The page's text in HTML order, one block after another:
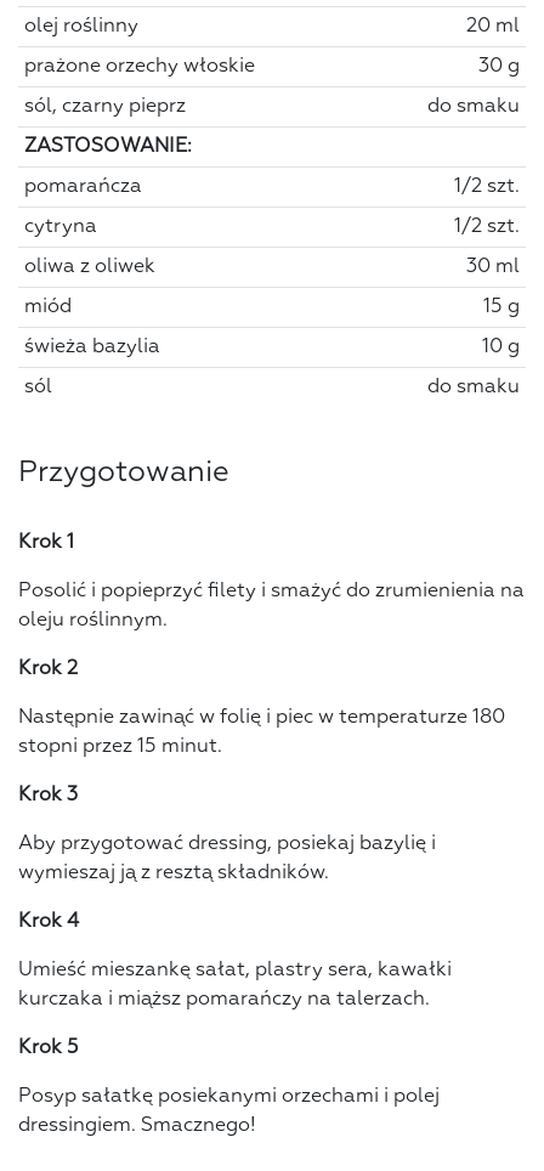
olej roślinny 20 ml
prażone orzechy włoskie 30 g
sól, czarny pieprz do smaku
ZASTOSOWANIE:
pomarańcza 1/2 szt.
cytryna 1/2 szt.
oliwa z oliwek 30 ml
miód 15 g
świeża bazylia 10 g
sól do smaku
Przygotowanie
Krok 1
Posolić i popieprzyć filety i smażyć do zrumienienia na
oleju roślinnym.
Krok 2
Następnie zawinąć w folię i piec w temperaturze 180
stopni przez 15 minut.
Krok 3
Aby przygotować dressing, posiekaj bazylię i
wymieszaj ją z resztą składników.
Krok 4
Umieść mieszankę sałat, plastry sera, kawałki
kurczaka i miąższ pomarańczy na talerzach.
Krok 5
Posyp sałatkę posiekanymi orzechami i polej
dressingiem. Smacznego!